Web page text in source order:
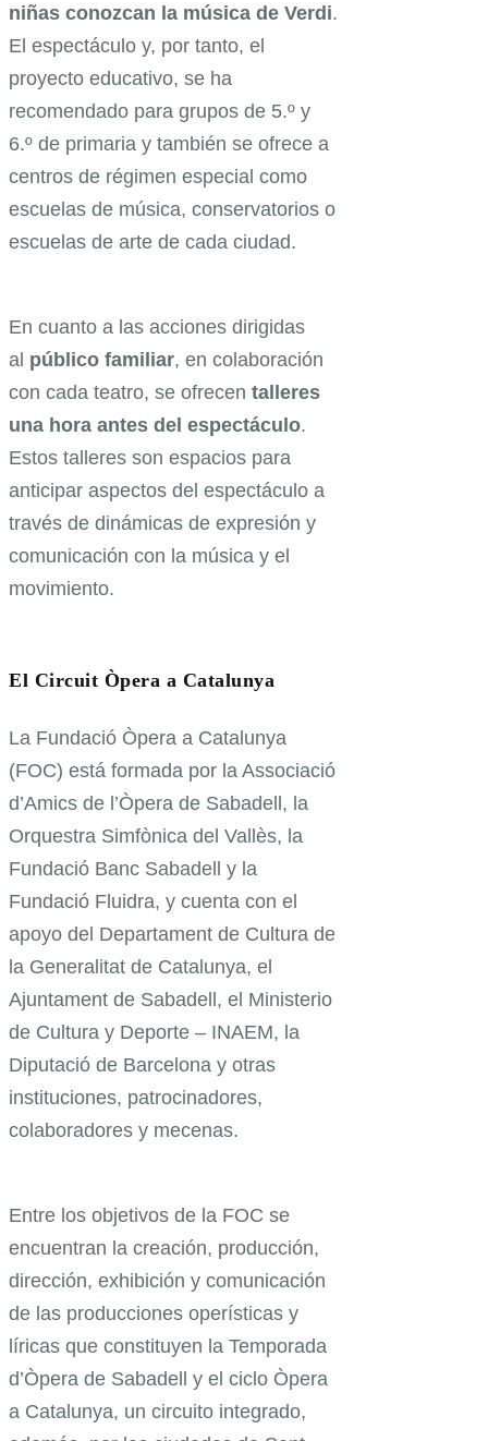
niñas conozcan la música de Verdi.
El espectáculo y, por tanto, el
proyecto educativo, se ha
recomendado para grupos de 5.º y
6.º de primaria y también se ofrece a
centros de régimen especial como
escuelas de música, conservatorios o
escuelas de arte de cada ciudad.
En cuanto a las acciones dirigidas
al público familiar, en colaboración
con cada teatro, se ofrecen talleres
una hora antes del espectáculo.
Estos talleres son espacios para
anticipar aspectos del espectáculo a
través de dinámicas de expresión y
comunicación con la música y el
movimiento.
El Circuit Òpera a Catalunya
La Fundació Òpera a Catalunya
(FOC) está formada por la Associació
d’Amics de l’Òpera de Sabadell, la
Orquestra Simfònica del Vallès, la
Fundació Banc Sabadell y la
Fundació Fluidra, y cuenta con el
apoyo del Departament de Cultura de
la Generalitat de Catalunya, el
Ajuntament de Sabadell, el Ministerio
de Cultura y Deporte – INAEM, la
Diputació de Barcelona y otras
instituciones, patrocinadores,
colaboradores y mecenas.
Entre los objetivos de la FOC se
encuentran la creación, producción,
dirección, exhibición y comunicación
de las producciones operísticas y
líricas que constituyen la Temporada
d’Òpera de Sabadell y el ciclo Òpera
a Catalunya, un circuito integrado,